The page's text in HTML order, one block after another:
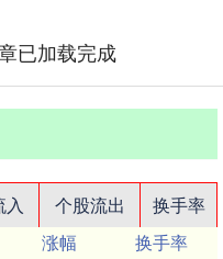
已加载完成
入 个股流出
换手率
涨幅
换手率